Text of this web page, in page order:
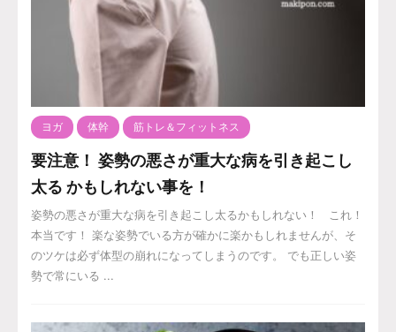
ヨガ 体幹 筋トレ＆フィットネス
要注意！ 姿勢の悪さが重大な病を引き起こし
太る かもしれない事を！
姿勢の悪さが重大な病を引き起こし太るかもしれない！ これ！
本当です！ 楽な姿勢でいる方が確かに楽かもしれませんが、そ
のツケは必ず体型の崩れになってしまうのです。 でも正しい姿
勢で常にいる ...